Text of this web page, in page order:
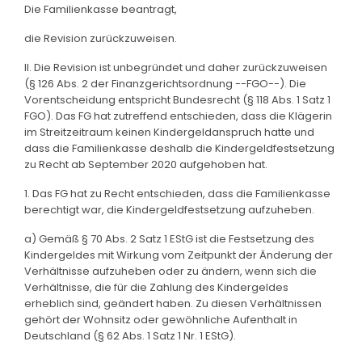
Die Familienkasse beantragt,
die Revision zurückzuweisen.
II. Die Revision ist unbegründet und daher zurückzuweisen
(§ 126 Abs. 2 der Finanzgerichtsordnung --FGO--). Die
Vorentscheidung entspricht Bundesrecht (§ 118 Abs. 1 Satz 1
FGO). Das FG hat zutreffend entschieden, dass die Klägerin
im Streitzeitraum keinen Kindergeldanspruch hatte und
dass die Familienkasse deshalb die Kindergeldfestsetzung
zu Recht ab September 2020 aufgehoben hat.
1. Das FG hat zu Recht entschieden, dass die Familienkasse
berechtigt war, die Kindergeldfestsetzung aufzuheben.
a) Gemäß § 70 Abs. 2 Satz 1 EStG ist die Festsetzung des
Kindergeldes mit Wirkung vom Zeitpunkt der Änderung der
Verhältnisse aufzuheben oder zu ändern, wenn sich die
Verhältnisse, die für die Zahlung des Kindergeldes
erheblich sind, geändert haben. Zu diesen Verhältnissen
gehört der Wohnsitz oder gewöhnliche Aufenthalt in
Deutschland (§ 62 Abs. 1 Satz 1 Nr. 1 EStG).